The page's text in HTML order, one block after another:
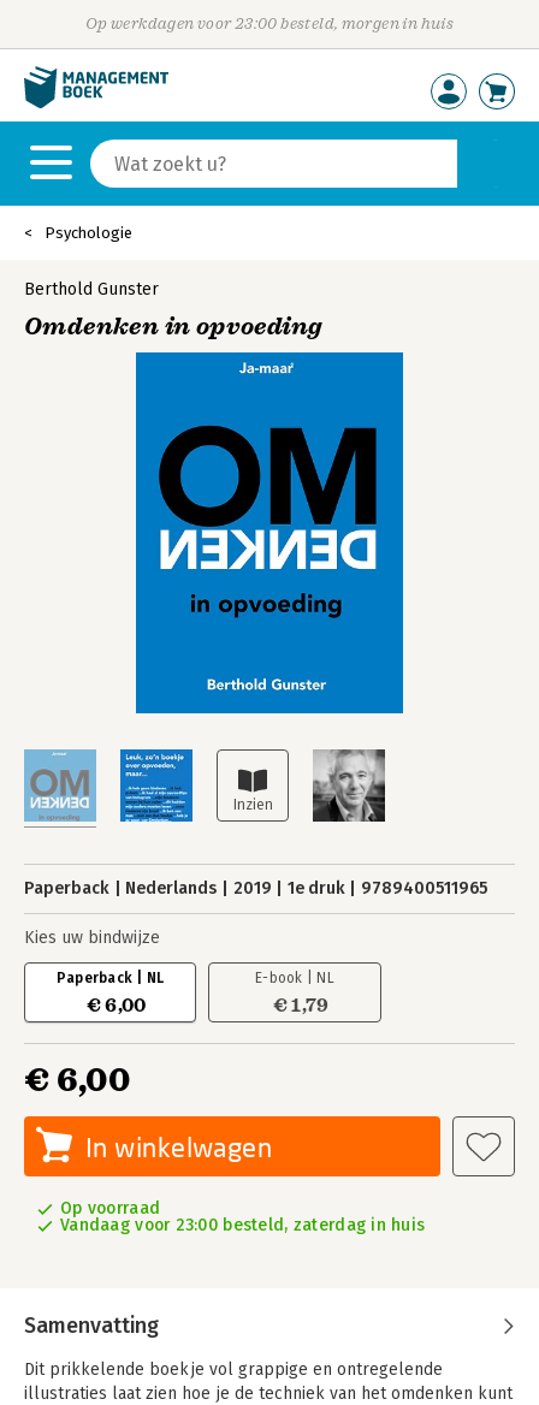
Op werkdagen voor 23:00 besteld, morgen in huis
Psychologie
Berthold Gunster
Omdenken in opvoeding
Paperback Nederlands 2019 1e druk 9789400511965
Kies uw bindwijze
Paperback | NL
€ 6,00
E-book | NL
€ 1,79
€ 6,00
In winkelwagen
Op voorraad
Vandaag voor 23:00 besteld, zaterdag in huis
Samenvatting
Dit prikkelende boekje vol grappige en ontregelende
illustraties laat zien hoe je de techniek van het omdenken kunt